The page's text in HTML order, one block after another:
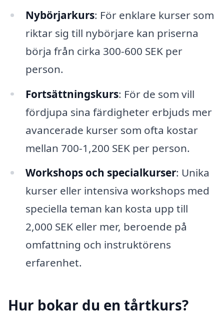
Nybörjarkurs: För enklare kurser som
riktar sig till nybörjare kan priserna
börja från cirka 300-600 SEK per
person.
Fortsättningskurs: För de som vill
fördjupa sina färdigheter erbjuds mer
avancerade kurser som ofta kostar
mellan 700-1,200 SEK per person.
Workshops och specialkurser: Unika
kurser eller intensiva workshops med
speciella teman kan kosta upp till
2,000 SEK eller mer, beroende på
omfattning och instruktörens
erfarenhet.
Hur bokar du en tårtkurs?